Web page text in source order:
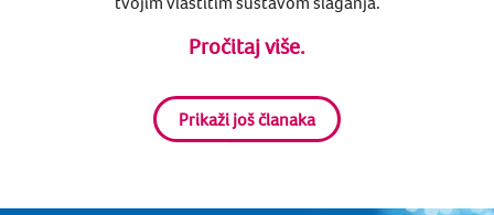
Pročitaj više.
Prikaži još članaka